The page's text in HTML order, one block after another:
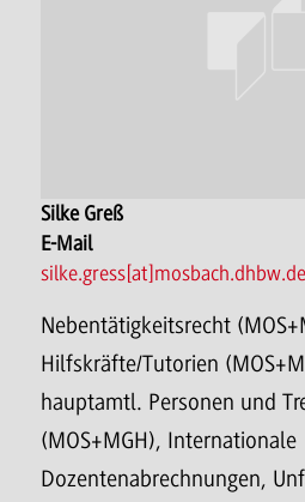
Silke Greß
E-Mail
silke.gress[at]mosbach.dhbw.de
Nebentätigkeitsrecht
Hilfskräfte/Tutorien
hauptamtl. Personen und
(MOS+MGH), Internationale
Dozentenabrechnungen,